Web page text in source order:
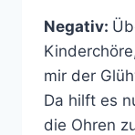
Negativ:
mir der
Da hilft es
die Ohren